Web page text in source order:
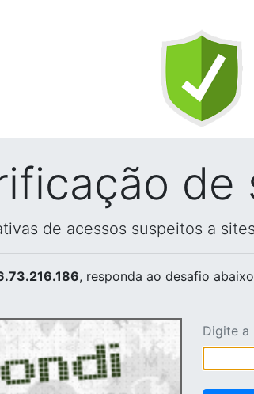
de
de acessos suspeitos a
, responda ao desafio
Digite a